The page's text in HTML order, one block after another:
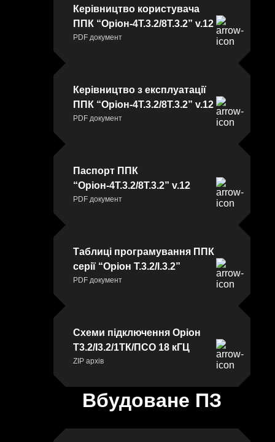
Керівництво користувача
ППК “Оріон-4Т.3.2/8Т.3.2” v.12
PDF документ
Керівництво з експлуатації
ППК “Оріон-4Т.3.2/8Т.3.2” v.12
PDF документ
Паспорт ППК
“Оріон-4Т.3.2/8Т.3.2” v.12
PDF документ
Таблиці програмування ППК
серії “Оріон Т.3.2/І.3.2”
PDF документ
Схеми підключення Оріон
Т3.2/І3.2/1ТК/ПСО 18 кГЦ
ZIP архів
Вбудоване ПЗ